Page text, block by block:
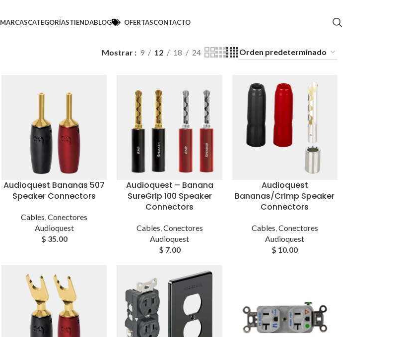
MARCASCATEGORÍASTIENDABLOG OFERTASCONTACTO
Mostrar 9 12 18 24
Audioquest Bananas 507
Speaker Connectors
Cables,Conectores
Audioquest
$ 35.00
Audioquest – Banana
SureGrip 100 Speaker
Connectors
Cables,Conectores
Audioquest
$ 7.00
Audioquest
Bananas/Crimp Speaker
Connectors
Cables,Conectores
Audioquest
$ 10.00